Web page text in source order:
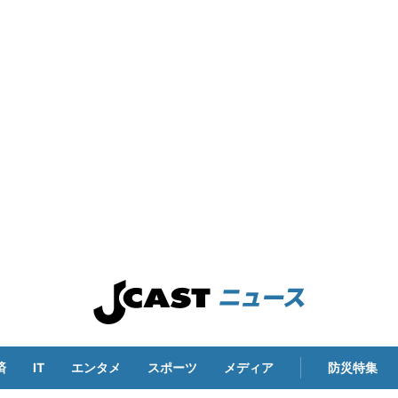
IT エンタメ スポーツ メディア 防災特集